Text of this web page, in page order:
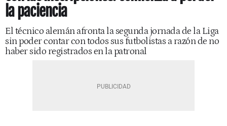
la paciencia
El técnico alemán afronta la segunda jornada de la Liga
sin poder contar con todos sus futbolistas a razón de no
haber sido registrados en la patronal